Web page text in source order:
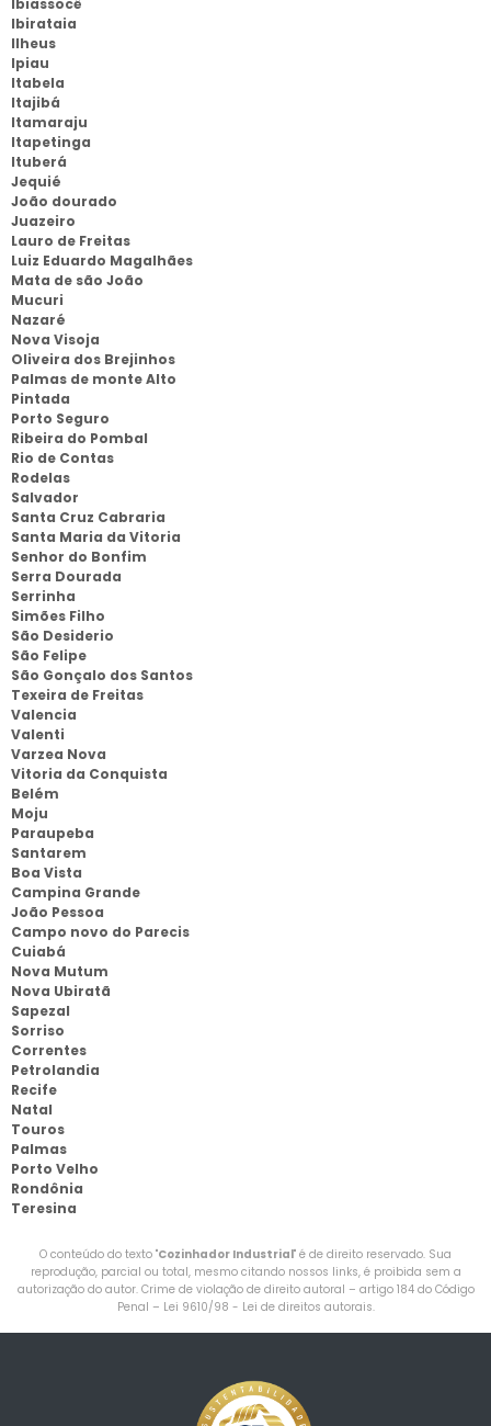
Ibiassocê
Ibirataia
Ilheus
Ipiau
Itabela
Itajibá
Itamaraju
Itapetinga
Ituberá
Jequié
João dourado
Juazeiro
Lauro de Freitas
Luiz Eduardo Magalhães
Mata de são João
Mucuri
Nazaré
Nova Visoja
Oliveira dos Brejinhos
Palmas de monte Alto
Pintada
Porto Seguro
Ribeira do Pombal
Rio de Contas
Rodelas
Salvador
Santa Cruz Cabraria
Santa Maria da Vitoria
Senhor do Bonfim
Serra Dourada
Serrinha
Simões Filho
São Desiderio
São Felipe
São Gonçalo dos Santos
Texeira de Freitas
Valencia
Valenti
Varzea Nova
Vitoria da Conquista
Belém
Moju
Paraupeba
Santarem
Boa Vista
Campina Grande
João Pessoa
Campo novo do Parecis
Cuiabá
Nova Mutum
Nova Ubiratã
Sapezal
Sorriso
Correntes
Petrolandia
Recife
Natal
Touros
Palmas
Porto Velho
Rondônia
Teresina
O conteúdo do texto "Cozinhador Industrial" é de direito reservado. Sua
reprodução, parcial ou total, mesmo citando nossos links, é proibida sem a
autorização do autor. Crime de violação de direito autoral – artigo 184 do Código
Penal – Lei 9610/98 - Lei de direitos autorais.